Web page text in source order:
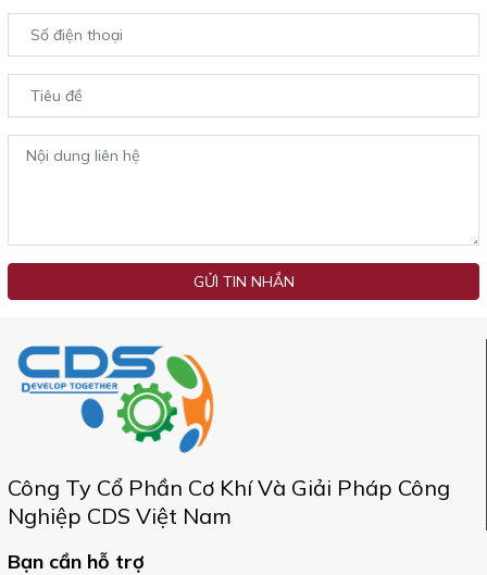
GỬI TIN NHẮN
Công Ty Cổ Phần Cơ Khí Và Giải Pháp Công
Nghiệp CDS Việt Nam
Bạn cần hỗ trợ